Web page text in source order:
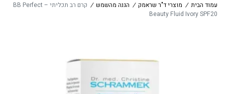
עמוד הבית / מוצרי ד"ר שראמק / הגנה מהשמש /
קרם רב תכליתי – BB Perfect
Beauty Fluid Ivory SPF20